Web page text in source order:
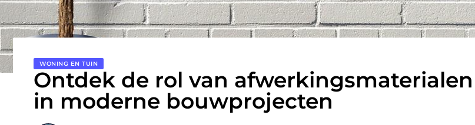
WONING EN TUIN
Ontdek de rol van afwerkingsmaterialen
in moderne bouwprojecten